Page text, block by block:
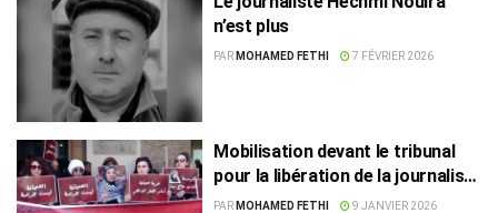
n’est plus
PAR MOHAMED FETHI 7 FÉVRIER 2026
Mobilisation devant le tribunal
pour la libération de la journaliste
Chadha Hadj Mbarek
PAR MOHAMED FETHI 9 JANVIER 2026